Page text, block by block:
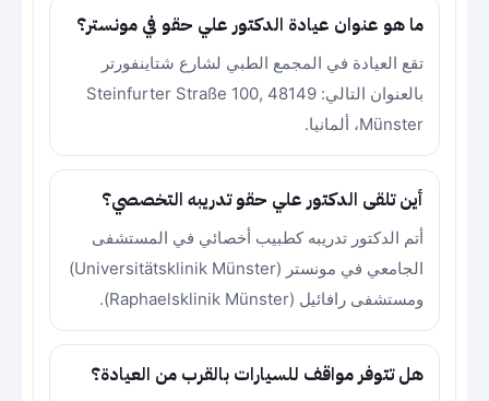
ما هو عنوان عيادة الدكتور علي حقو في مونستر؟
تقع العيادة في المجمع الطبي لشارع شتاينفورتر
بالعنوان التالي: Steinfurter Straße 100, 48149
Münster، ألمانيا.
أين تلقى الدكتور علي حقو تدريبه التخصصي؟
أتم الدكتور تدريبه كطبيب أخصائي في المستشفى
الجامعي في مونستر (Universitätsklinik Münster)
ومستشفى رافائيل (Raphaelsklinik Münster).
هل تتوفر مواقف للسيارات بالقرب من العيادة؟